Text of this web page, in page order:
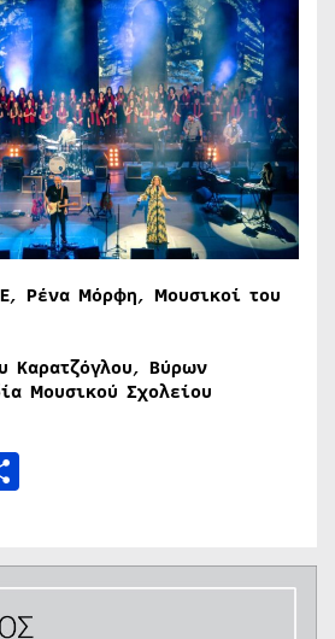
, Ρένα Μόρφη, Μουσικοί του
Καρατζόγλου, Βύρων
Μουσικού Σχολείου